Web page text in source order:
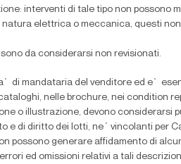
interventi di tale tipo non possono
elettrica o meccanica, questi
sono da considerarsi non revisionati.
di mandataria del venditore ed e`
nelle brochure, nei condition
o illustrazione, devono considerarsi
e di diritto dei lotti, ne´ vincolanti per
possono generare affidamento di
ed omissioni relativi a tali